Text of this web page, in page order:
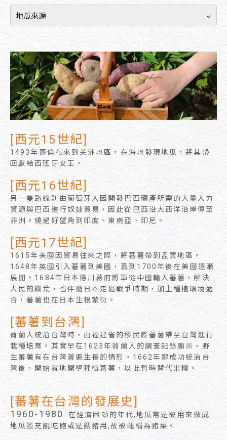
地瓜來源
[西元15世紀]
1493年哥倫布來到美洲地區，在海地發現地瓜，將其帶
回獻給西班牙女王。
[西元16世紀]
另一隻路線則由葡萄牙人因開發巴西礦產所需的大量人力
資源與巴西進行奴隸貿易，因此從巴西沿大西洋沿岸傳至
非洲。繞過好望角到印度、東南亞、印尼。
[西元17世紀]
1615年美國因貿易往來之際，將蕃薯帶到孟買地區。
1648年英國引入蕃薯到美國，直到1700年後在美國逐漸
展開。1684年日本德川幕府將軍從中國輸入蕃薯，解決
人民的饑荒，也伴隨日本走過戰爭時期，加上種植環境適
合，蕃薯也在日本生根繁衍。
[蕃薯到台灣]
荷蘭人統治台灣時，由福建省的移民將蕃薯帶至台灣進行
栽種培育。其實早在1623年荷蘭人的調查記錄顯示，野
生蕃薯有在台灣普遍生長的情形。1662年鄭成功統治台
灣後，開始就地開墾種植蕃薯，以此暫時替代米糧。
[蕃薯在台灣的發展史]
1960-1980
在經濟困頓的年代,地瓜常是被用來做成
地瓜簽充飢吃飽或是餵豬用,故被暱稱為豬菜。